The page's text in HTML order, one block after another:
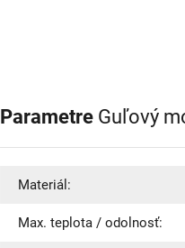
Parametre Guľový
Materiál:
Max. teplota / odolnosť: